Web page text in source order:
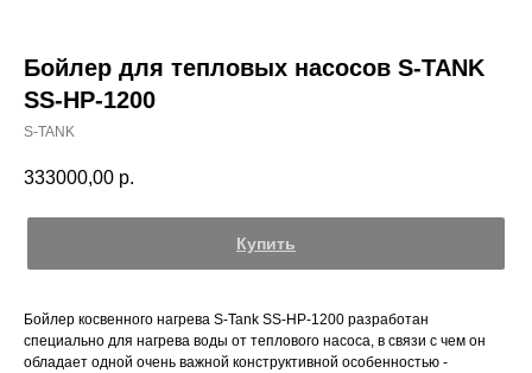
Бойлер для тепловых насосов S-TANK
SS-HP-1200
S-TANK
333000,00 р.
Купить
Бойлер косвенного нагрева S-Tank SS-HP-1200 разработан
специально для нагрева воды от теплового насоса, в связи с чем он
обладает одной очень важной конструктивной особенностью -